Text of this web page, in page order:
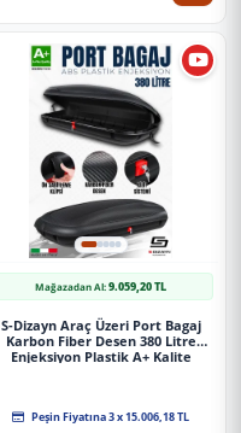
Mağazadan Al:9.059,20 TL
S-Dizayn Araç Üzeri Port Bagaj
Karbon Fiber Desen 380 Litre
Enjeksiyon Plastik A+ Kalite
Peşin Fiyatına 3 x 15.006,18 TL